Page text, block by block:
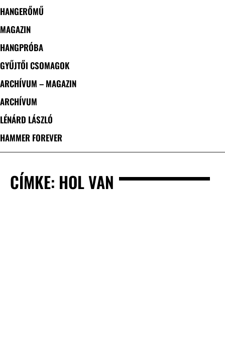
HANGERŐMŰ
MAGAZIN
HANGPRÓBA
GYŰJTŐI CSOMAGOK
ARCHÍVUM – MAGAZIN
ARCHÍVUM
LÉNÁRD LÁSZLÓ
HAMMER FOREVER
CÍMKE: HOL VAN